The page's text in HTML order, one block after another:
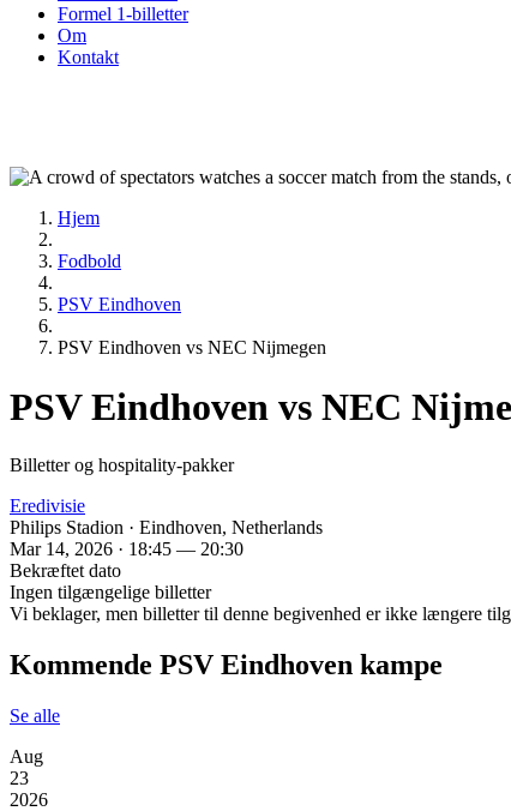
Formel 1-billetter
Om
Kontakt
Hjem
Fodbold
PSV Eindhoven
PSV Eindhoven vs NEC Nijmegen
PSV Eindhoven vs NEC
Billetter og hospitality-pakker
Eredivisie
Philips Stadion · Eindhoven, Netherlands
Mar 14, 2026 · 18:45 — 20:30
Bekræftet dato
Ingen tilgængelige billetter
Vi beklager, men billetter til denne begivenhed er ikke længere
Kommende PSV Eindhoven kampe
Se alle
Aug
23
2026